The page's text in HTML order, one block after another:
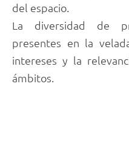
del espacio.
La diversidad de
presentes en la
intereses y la
ámbitos.